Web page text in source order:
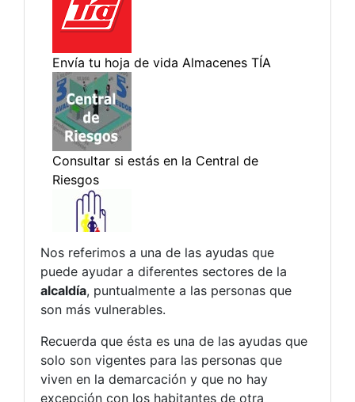
Nos referimos a una de las ayudas que
puede ayudar a diferentes sectores de la
alcaldía, puntualmente a las personas que
son más vulnerables.
Recuerda que ésta es una de las ayudas que
solo son vigentes para las personas que
viven en la demarcación y que no hay
excepción con los habitantes de otra